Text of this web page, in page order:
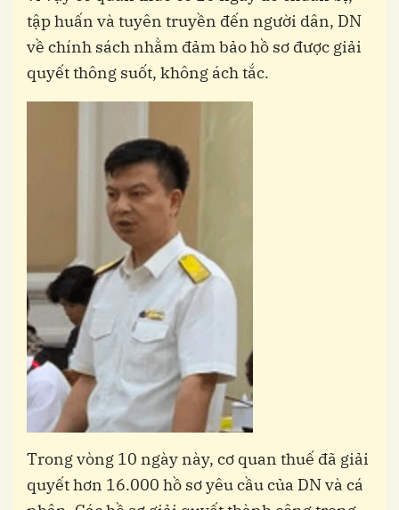
tập huấn và tuyên truyền đến người dân, DN
về chính sách nhằm đảm bảo hồ sơ được giải
quyết thông suốt, không ách tắc.
Trong vòng 10 ngày này, cơ quan thuế đã giải
quyết hơn 16.000 hồ sơ yêu cầu của DN và cá